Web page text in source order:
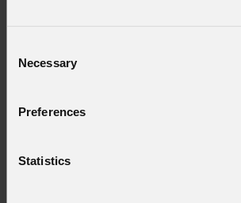
Selection
Necessary
Preferences
Statistics
qualità e continuità
tempi di risposta e consegna
L'investimento di Stagelight rappresenta